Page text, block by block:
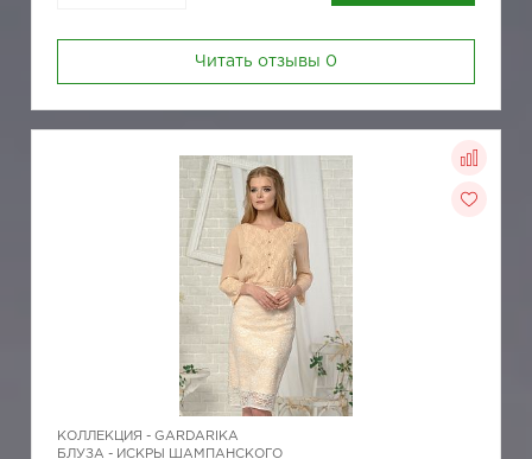
Читать отзывы 0
КОЛЛЕКЦИЯ - GARDARIKA
БЛУЗА - ИСКРЫ ШАМПАНСКОГО